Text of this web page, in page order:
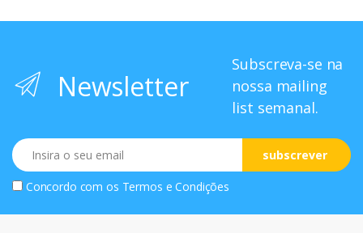
Newsletter
Subscreva-se na
nossa mailing
list semanal.
Email
subscrever
Concordo com os Termos e Condições